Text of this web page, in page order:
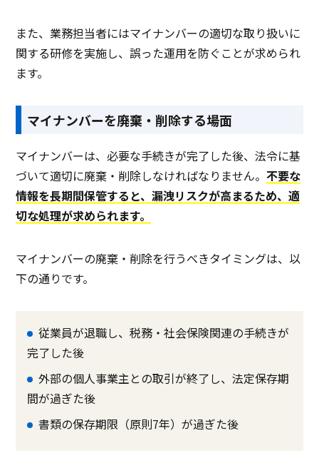
また、業務担当者にはマイナンバーの適切な取り扱いに
関する研修を実施し、誤った運用を防ぐことが求められ
ます。
マイナンバーを廃棄・削除する場面
マイナンバーは、必要な手続きが完了した後、法令に基
づいて適切に廃棄・削除しなければなりません。不要な
情報を長期間保管すると、漏洩リスクが高まるため、適
切な処理が求められます。
マイナンバーの廃棄・削除を行うべきタイミングは、以
下の通りです。
従業員が退職し、税務・社会保険関連の手続きが
完了した後
外部の個人事業主との取引が終了し、法定保存期
間が過ぎた後
書類の保存期限（原則7年）が過ぎた後